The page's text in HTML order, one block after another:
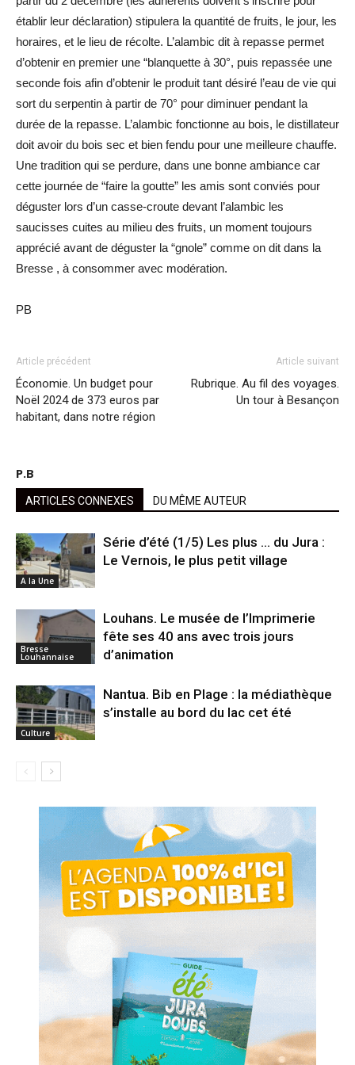
établir leur déclaration) stipulera la quantité de fruits, le jour, les
horaires, et le lieu de récolte. L’alambic dit à repasse permet
d’obtenir en premier une “blanquette à 30°, puis repassée une
seconde fois afin d’obtenir le produit tant désiré l’eau de vie qui
sort du serpentin à partir de 70° pour diminuer pendant la
durée de la repasse. L’alambic fonctionne au bois, le distillateur
doit avoir du bois sec et bien fendu pour une meilleure chauffe.
Une tradition qui se perdure, dans une bonne ambiance car
cette journée de “faire la goutte” les amis sont conviés pour
déguster lors d’un casse-croute devant l’alambic les
saucisses cuites au milieu des fruits, un moment toujours
apprécié avant de déguster la “gnole” comme on dit dans la
Bresse , à consommer avec modération.
PB
Article précédent
Économie. Un budget pour
Noël 2024 de 373 euros par
habitant, dans notre région
Article suivant
Rubrique. Au fil des voyages.
Un tour à Besançon
P.B
ARTICLES CONNEXES DU MÊME AUTEUR
A la Une
Série d’été (1/5) Les plus … du Jura :
Le Vernois, le plus petit village
Bresse
Louhannaise
Louhans. Le musée de l’Imprimerie
fête ses 40 ans avec trois jours
d’animation
Culture
Nantua. Bib en Plage : la médiathèque
s’installe au bord du lac cet été